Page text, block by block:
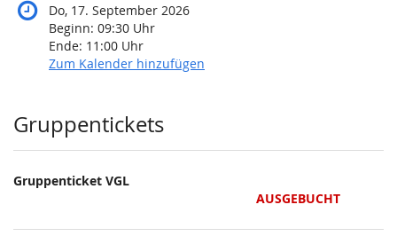
Do, 17. September 2026
Beginn: 09:30 Uhr
Ende: 11:00 Uhr
Zum Kalender hinzufügen
Produkte
Gruppentickets
Gruppenticket VGL
AUSGEBUCHT